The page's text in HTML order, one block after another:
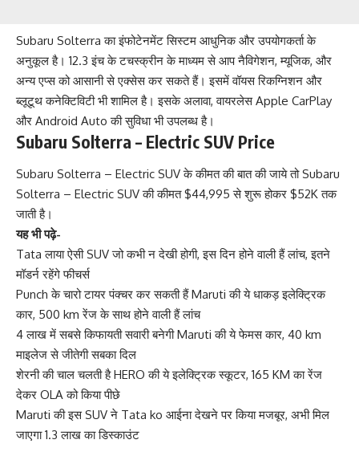
Subaru Solterra का इंफोटेनमेंट सिस्टम आधुनिक और उपयोगकर्ता के
अनुकूल है। 12.3 इंच के टचस्क्रीन के माध्यम से आप नैविगेशन, म्यूजिक, और
अन्य एप्स को आसानी से एक्सेस कर सकते हैं। इसमें वॉयस रिकग्निशन और
ब्लूटूथ कनेक्टिविटी भी शामिल है। इसके अलावा, वायरलेस Apple CarPlay
और Android Auto की सुविधा भी उपलब्ध है।
Subaru Solterra – Electric SUV Price
Subaru Solterra – Electric SUV के कीमत की बात की जाये तो Subaru
Solterra – Electric SUV की कीमत $44,995 से शुरू होकर $52K तक
जाती है।
यह भी पढ़े-
Tata लाया ऐसी SUV जो कभी न देखी होगी, इस दिन होने वाली हैं लांच, इतने
मॉडर्न रहेंगे फीचर्स
Punch के चारो टायर पंक्चर कर सकती हैं Maruti की ये धाकड़ इलेक्ट्रिक
कार, 500 km रेंज के साथ होने वाली हैं लांच
4 लाख में सबसे किफायती सवारी बनेगी Maruti की ये फेमस कार, 40 km
माइलेज से जीतेगी सबका दिल
शेरनी की चाल चलती है HERO की ये इलेक्ट्रिक स्कूटर, 165 KM का रेंज
देकर OLA को किया पीछे
Maruti की इस SUV ने Tata ko आईना देखने पर किया मजबूर, अभी मिल
जाएगा 1.3 लाख का डिस्काउंट